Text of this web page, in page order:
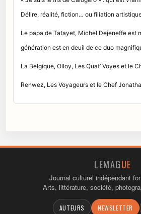
Délire, réalité, fiction… ou filiation
Le papa de Tatayet, Michel Dejeneffe est
génération est en deuil de ce duo
La Belgique, Olloy, Les Quat’ Voyes et le
Renwez, Les Voyageurs et le Chef
LEMAGUE
Journal culturel indépendant
Arts, littérature, société,
AUTEURS NEWSLETTER